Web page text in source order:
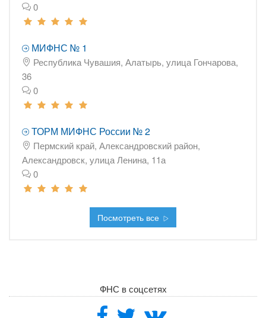
0
МИФНС № 1
Республика Чувашия, Алатырь, улица Гончарова,
36
0
ТОРМ МИФНС России № 2
Пермский край, Александровский район,
Александровск, улица Ленина, 11а
0
Посмотреть все
ФНС в соцсетях